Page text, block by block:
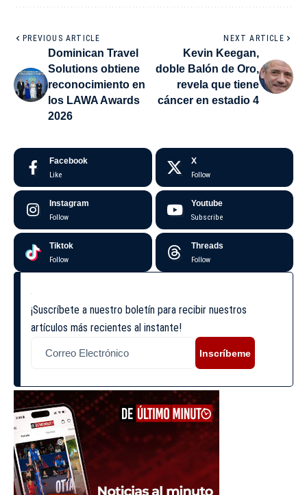
PREVIOUS ARTICLE
Dominican Travel
Solutions obtiene
reconocimiento en
los LAWA Awards
2026
NEXT ARTICLE
Kevin Keegan,
doble Balón de Oro,
revela que tiene
cáncer en estadio 4
Facebook
Like
X
Follow
Instagram
Follow
Youtube
Subscribe
Tiktok
Follow
Threads
Follow
¡Suscríbete a nuestro boletín para recibir nuestros
artículos más recientes al instante!
Inscríbeme